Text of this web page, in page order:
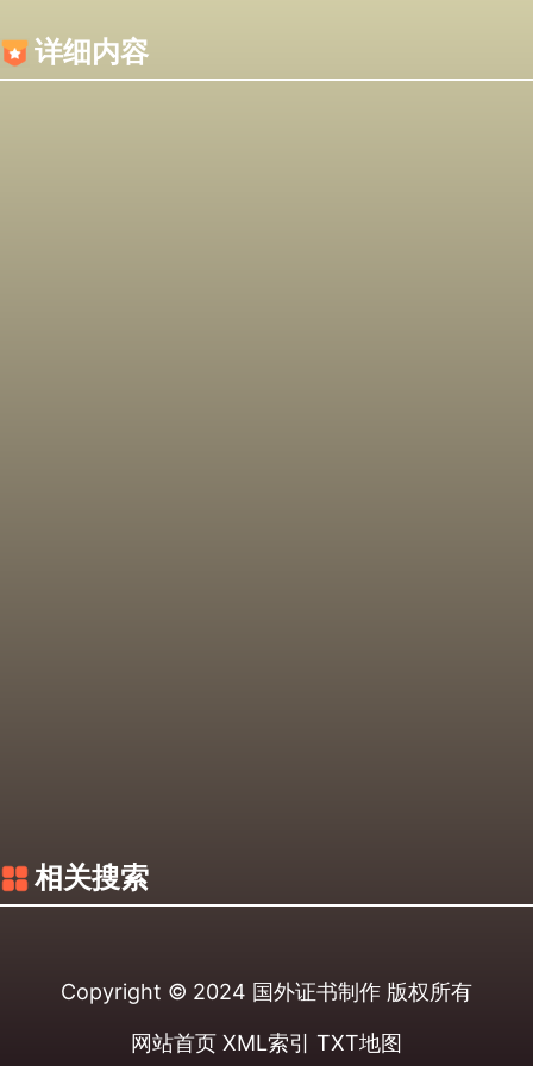
详细内容
相关搜索
Copyright © 2024 国外证书制作 版权所有
网站首页 XML索引 TXT地图